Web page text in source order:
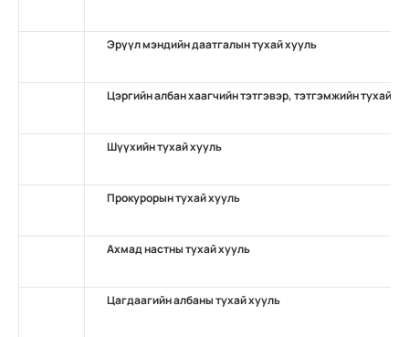
Эрүүл мэндийн даатгалын тухай хууль
Цэргийн албан хаагчийн тэтгэвэр, тэтгэмжийн тухай
Шүүхийн тухай хууль
Прокурорын тухай хууль
Ахмад настны тухай хууль
Цагдаагийн албаны тухай хууль